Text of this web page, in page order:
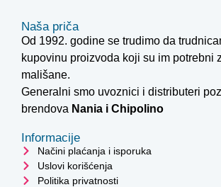
Naša priča
Od 1992. godine se trudimo da
kupovinu proizvoda koji su im potrebni
mališane.
Generalni smo uvoznici i distributeri
brendova Nania i Chipolino
Informacije
Načini plaćanja i isporuka
Uslovi korišćenja
Politika privatnosti